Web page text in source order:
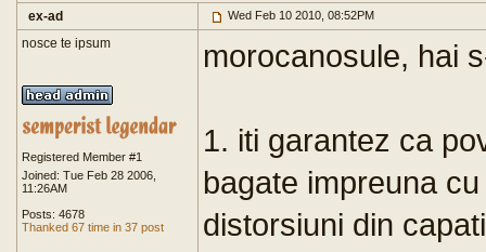
ex-ad Wed Feb 10 2010, 08:52PM
nosce te ipsum
Registered Member #1
Joined: Tue Feb 28 2006,
11:26AM
Posts: 4678
Thanked 67 time in 37 post
morocanosule, hai
1. iti garantez ca
bagate impreuna
distorsiuni din